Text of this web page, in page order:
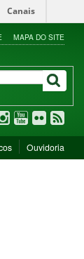
Canais
MAPA DO SITE
Ouvidoria